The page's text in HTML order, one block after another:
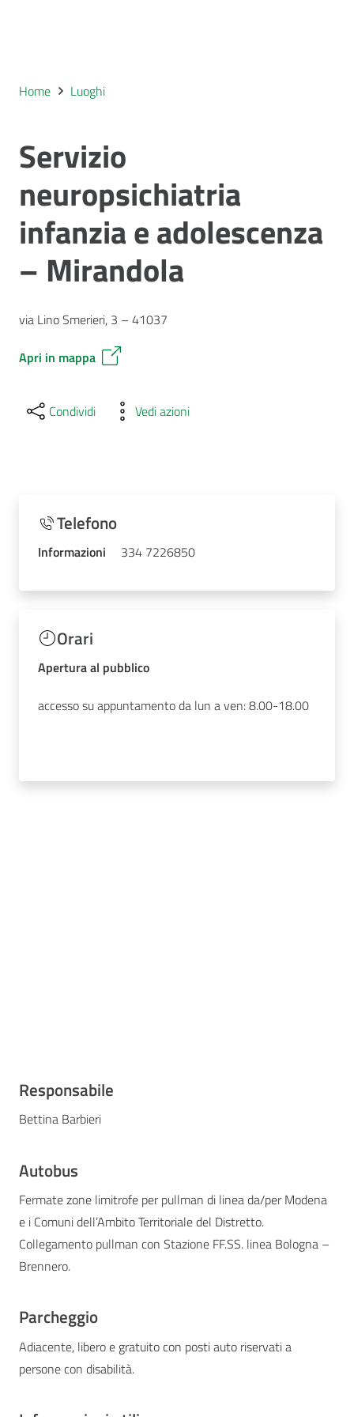
Home Luoghi
Servizio
neuropsichiatria
infanzia e adolescenza
– Mirandola
via Lino Smerieri, 3 – 41037
Apri in mappa
Condividi Vedi azioni
Telefono
Informazioni 334 7226850
Orari
Apertura al pubblico
accesso su appuntamento da lun a ven: 8.00-18.00
Responsabile
Bettina Barbieri
Autobus
Fermate zone limitrofe per pullman di linea da/per Modena
e i Comuni dell’Ambito Territoriale del Distretto.
Collegamento pullman con Stazione FF.SS. linea Bologna –
Brennero.
Parcheggio
Adiacente, libero e gratuito con posti auto riservati a
persone con disabilità.